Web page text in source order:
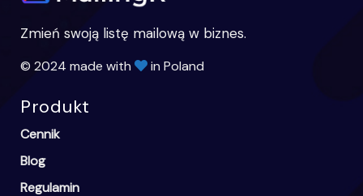
Zmień swoją listę mailową w biznes.
© 2024 made with in Poland
Produkt
Cennik
Blog
Regulamin